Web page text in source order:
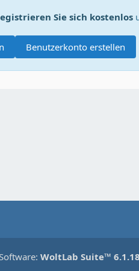
Sie sich kostenlos
Benutzerkonto erstellen
WoltLab Suite™ 6.1.18